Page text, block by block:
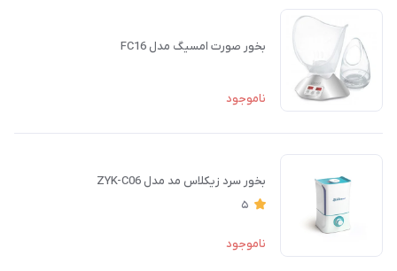
بخور صورت امسیگ مدل FC16
ناموجود
بخور سرد زیکلاس مد مدل ZYK-C06
5
ناموجود